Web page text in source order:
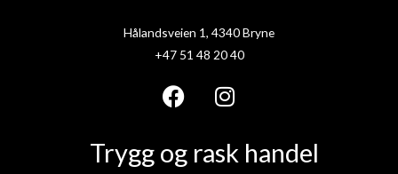
Hålandsveien 1, 4340 Bryne
+47 51 48 20 40
F
c
I
n
s
Trygg og rask handel